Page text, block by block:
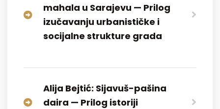
mahala u Sarajevu — Prilog
izučavanju urbanističke i
socijalne strukture grada
Alija Bejtić: Sijavuš-pašina
daira — Prilog istoriji